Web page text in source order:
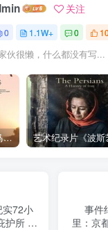
关注
0 1.1W+ 0
伙很懒，什么都没有写...
社会生活纪录片《马加拉 Makala》下载
实72小
护所 ド
事件
里：京